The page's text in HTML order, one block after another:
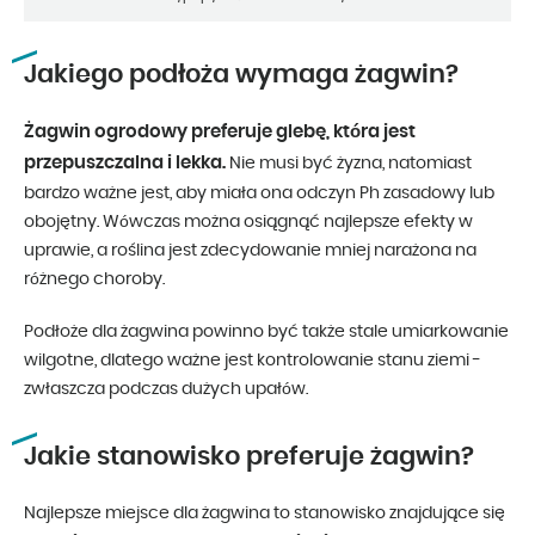
Jakiego podłoża wymaga żagwin?
Żagwin ogrodowy preferuje glebę, która jest
przepuszczalna i lekka. Nie musi być żyzna, natomiast
bardzo ważne jest, aby miała ona odczyn Ph zasadowy lub
obojętny. Wówczas można osiągnąć najlepsze efekty w
uprawie, a roślina jest zdecydowanie mniej narażona na
różnego choroby.
Podłoże dla żagwina powinno być także stale umiarkowanie
wilgotne, dlatego ważne jest kontrolowanie stanu ziemi -
zwłaszcza podczas dużych upałów.
Jakie stanowisko preferuje żagwin?
Najlepsze miejsce dla żagwina to stanowisko znajdujące się